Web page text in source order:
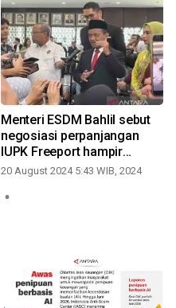
Menteri ESDM Bahlil sebut
negosiasi perpanjangan
IUPK Freeport hampir
rampun
20 August 2024 5:43 WIB, 2024